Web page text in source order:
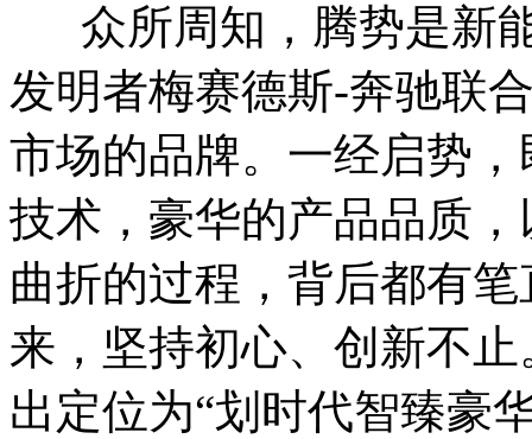
众所周知，腾势是新
发明者梅赛德斯-奔驰联
市场的品牌。一经启势
技术，豪华的产品品质
曲折的过程，背后都有
来，坚持初心、创新不
出定位为“划时代智臻